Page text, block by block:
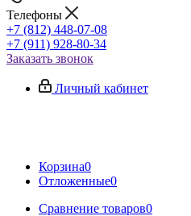
Телефоны
+7 (812) 448-07-08
+7 (911) 928-80-34
Заказать звонок
Личный кабинет
Корзина0
Отложенные0
Сравнение товаров0